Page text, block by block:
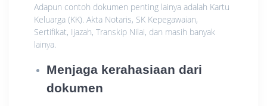
Adapun contoh dokumen penting lainya adalah Kartu
Keluarga (KK). Akta Notaris, SK Kepegawaian,
Sertifikat, Ijazah, Transkip Nilai, dan masih banyak
lainya.
Menjaga kerahasiaan dari
dokumen